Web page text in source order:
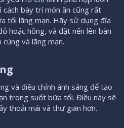
cách bày trí món ăn cũng rất
tối lãng mạn. Hãy sử dụng đĩa
hoặc hồng, và đặt nến lên bàn
và lãng mạn.
và điều chỉnh ánh sáng để tạo
trong suốt bữa tối. Điều này sẽ
thoải mái và thư giãn hơn.